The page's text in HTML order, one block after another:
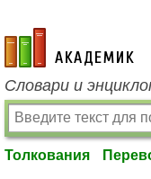
academic.ru
Словари и
Толкования